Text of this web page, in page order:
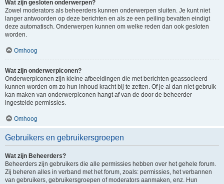
Wat zijn gesloten onderwerpen?
Zowel moderators als beheerders kunnen onderwerpen sluiten. Je kunt niet
langer antwoorden op deze berichten en als ze een peiling bevatten eindigt
deze automatisch. Onderwerpen kunnen om welke reden dan ook gesloten
worden.
Omhoog
Wat zijn onderwerpiconen?
Onderwerpiconen zijn kleine afbeeldingen die met berichten geassocieerd
kunnen worden om zo hun inhoud kracht bij te zetten. Of je al dan niet gebruik
kan maken van onderwerpiconen hangt af van de door de beheerder
ingestelde permissies.
Omhoog
Gebruikers en gebruikersgroepen
Wat zijn Beheerders?
Beheerders zijn gebruikers die alle permissies hebben over het gehele forum.
Zij beheren alles in verband met het forum, zoals: permissies, het verbannen
van gebruikers, gebruikersgroepen of moderators aanmaken, enz. Hun